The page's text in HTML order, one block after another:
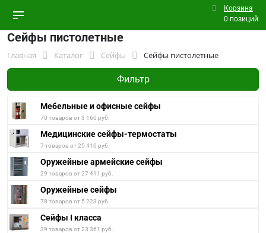
Корзина
0 позиций
Сейфы пистолетные
Главная Каталог Сейфы Сейфы пистолетные
Фильтр
Мебельные и офисные сейфы
70 товаров от 3 160 руб.
Медицинские сейфы-термостаты
7 товаров от 25 410 руб.
Оружейные армейские сейфы
29 товаров от 27 411 руб.
Оружейные сейфы
78 товаров от 5 223 руб.
Сейфы I класса
39 товаров от 23 361 руб.